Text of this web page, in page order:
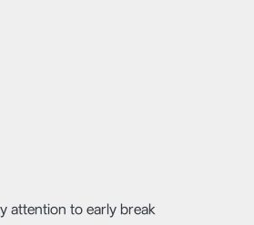
attention to early break